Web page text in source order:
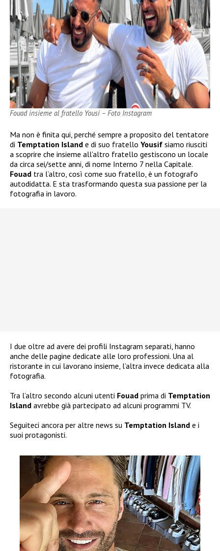
Fouad insieme al fratello Yousi – Foto Instagram
Ma non è finita qui, perché sempre a proposito del tentatore
di Temptation Island e di suo fratello Yousif siamo riusciti
a scoprire che insieme all’altro fratello gestiscono un locale
da circa sei/sette anni, di nome Interno 7 nella Capitale.
Fouad tra l’altro, così come suo fratello, è un fotografo
autodidatta. E sta trasformando questa sua passione per la
fotografia in lavoro.
I due oltre ad avere dei profili Instagram separati, hanno
anche delle pagine dedicate alle loro professioni. Una al
ristorante in cui lavorano insieme, l’altra invece dedicata alla
fotografia.
Tra l’altro secondo alcuni utenti Fouad prima di Temptation
Island avrebbe già partecipato ad alcuni programmi TV.
Seguiteci ancora per altre news su Temptation Island e i
suoi protagonisti.